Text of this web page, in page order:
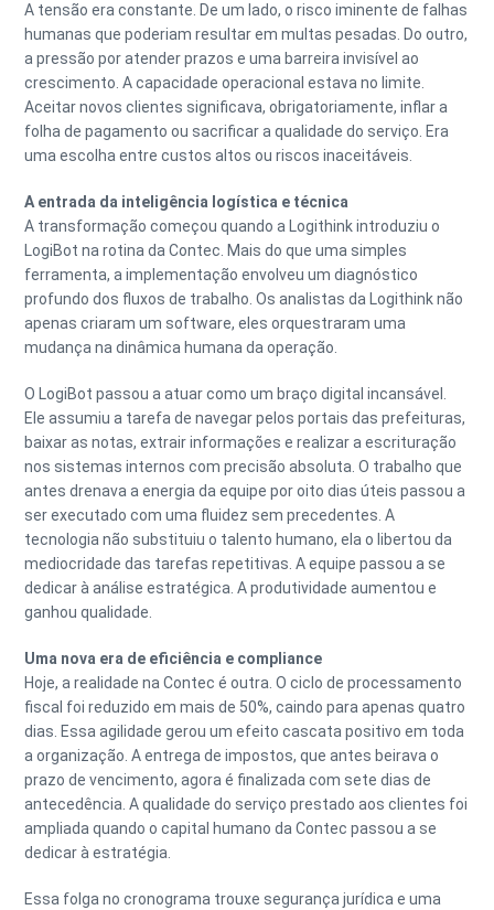
A tensão era constante. De um lado, o risco iminente de falhas
humanas que poderiam resultar em multas pesadas. Do outro,
a pressão por atender prazos e uma barreira invisível ao
crescimento. A capacidade operacional estava no limite.
Aceitar novos clientes significava, obrigatoriamente, inflar a
folha de pagamento ou sacrificar a qualidade do serviço. Era
uma escolha entre custos altos ou riscos inaceitáveis.
A entrada da inteligência logística e técnica
A transformação começou quando a Logithink introduziu o
LogiBot na rotina da Contec. Mais do que uma simples
ferramenta, a implementação envolveu um diagnóstico
profundo dos fluxos de trabalho. Os analistas da Logithink não
apenas criaram um software, eles orquestraram uma
mudança na dinâmica humana da operação.
O LogiBot passou a atuar como um braço digital incansável.
Ele assumiu a tarefa de navegar pelos portais das prefeituras,
baixar as notas, extrair informações e realizar a escrituração
nos sistemas internos com precisão absoluta. O trabalho que
antes drenava a energia da equipe por oito dias úteis passou a
ser executado com uma fluidez sem precedentes. A
tecnologia não substituiu o talento humano, ela o libertou da
mediocridade das tarefas repetitivas. A equipe passou a se
dedicar à análise estratégica. A produtividade aumentou e
ganhou qualidade.
Uma nova era de eficiência e compliance
Hoje, a realidade na Contec é outra. O ciclo de processamento
fiscal foi reduzido em mais de 50%, caindo para apenas quatro
dias. Essa agilidade gerou um efeito cascata positivo em toda
a organização. A entrega de impostos, que antes beirava o
prazo de vencimento, agora é finalizada com sete dias de
antecedência. A qualidade do serviço prestado aos clientes foi
ampliada quando o capital humano da Contec passou a se
dedicar à estratégia.
Essa folga no cronograma trouxe segurança jurídica e uma